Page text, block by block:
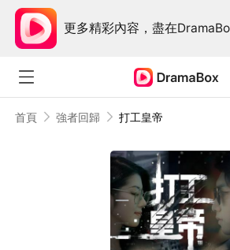
更多精彩內容，盡在
首頁 強者回歸 打工皇帝